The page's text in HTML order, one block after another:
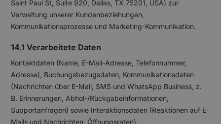
Saint Paul St, Suite 920, Dallas, TX 75201, USA) zur
Verwaltung unserer Kundenbeziehungen,
Kommunikationsprozesse und Marketing-Kommunikation.
14.1 Verarbeitete Daten
Kontaktdaten (Name, E-Mail-Adresse, Telefonnummer,
Adresse), Buchungsbezugsdaten, Kommunikationsdaten
(Nachrichten über E-Mail, SMS und WhatsApp Business, z.
B. Erinnerungen, Abhol-/Rückgabeinformationen,
Supportanfragen) sowie Interaktionsdaten (Reaktionen auf E-
Mails und Nachrichten, Öffnungsraten).